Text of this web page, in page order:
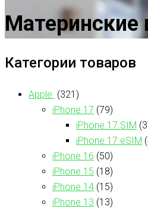
Материнские
Категории товаров
Apple (321)
iPhone 17 (79)
iPhone 17 SIM
iPhone 17 eSIM
iPhone 16 (50)
iPhone 15 (18)
iPhone 14 (15)
iPhone 13 (13)